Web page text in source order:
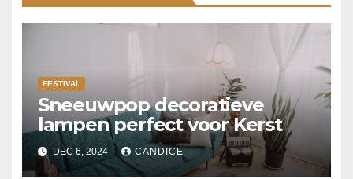
FESTIVAL
Sneeuwpop decoratieve
lampen perfect voor Kerst
DEC 6, 2024 CANDICE